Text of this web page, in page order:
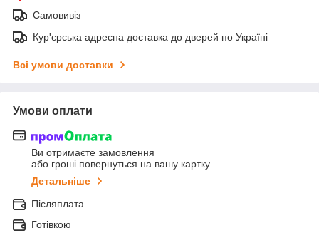
Самовивіз
Кур'єрська адресна доставка до дверей по Україні
Всі умови доставки
Умови оплати
Ви отримаєте замовлення
або гроші повернуться на вашу картку
Детальніше
Післяплата
Готівкою